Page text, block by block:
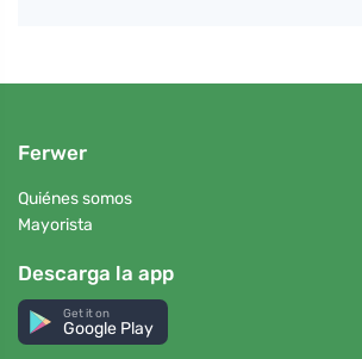
Ferwer
Quiénes somos
Mayorista
Descarga la app
Get it on
Google Play